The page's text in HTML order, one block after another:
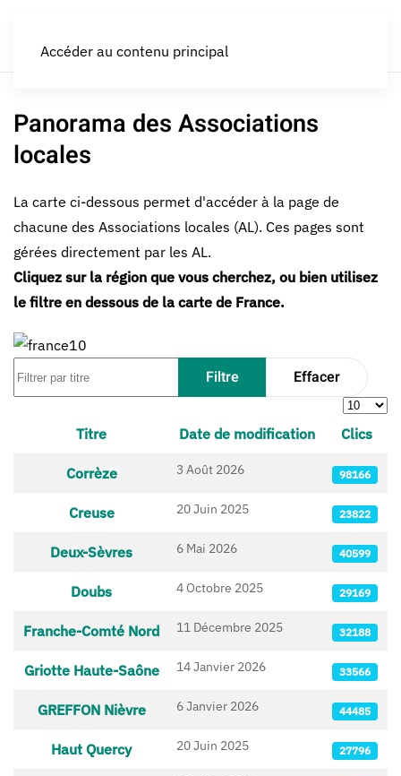
Accéder au contenu principal
Panorama des Associations
locales
La carte ci-dessous permet d'accéder à la page de
chacune des Associations locales (AL). Ces pages sont
gérées directement par les AL.
Cliquez sur la région que vous cherchez, ou bien utilisez
le filtre en dessous de la carte de France.
Filtrer par titre Filtre Effacer
Afficher
Titre Date de modification Clics
Corrèze 3 Août 2026 98166
Creuse 20 Juin 2025 23822
Deux-Sèvres 6 Mai 2026 40599
Doubs 4 Octobre 2025 29169
Franche-Comté Nord 11 Décembre 2025 32188
Griotte Haute-Saône 14 Janvier 2026 33566
GREFFON Nièvre 6 Janvier 2026 44485
Haut Quercy 20 Juin 2025 27796